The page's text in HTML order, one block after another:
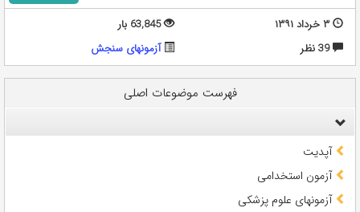
۳ خرداد ۱۳۹۱
63,845 بار
39 نظر
آزمونهای سنجش
فهرست موضوعات اصلی
آپدیت
آزمون استخدامی
آزمونهای علوم پزشکی